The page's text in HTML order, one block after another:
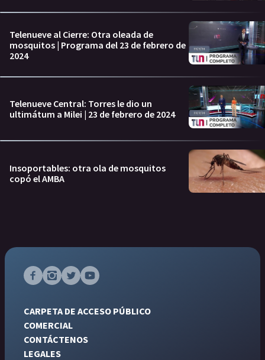
Telenueve al Cierre: Otra oleada de
mosquitos | Programa del 23 de febrero de
2024
Telenueve Central: Torres le dio un
ultimátum a Milei | 23 de febrero de 2024
Insoportables: otra ola de mosquitos
copó el AMBA
CARPETA DE ACCESO PÚBLICO
COMERCIAL
CONTÁCTENOS
LEGALES